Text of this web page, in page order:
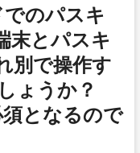
のパスキ
末とパスキ
別で操作す
ょうか？
となるので